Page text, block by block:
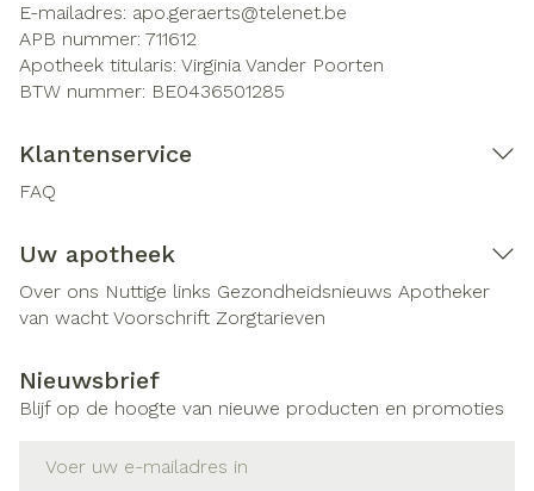
E-mailadres: apo.geraerts@telenet.be
APB nummer: 711612
Apotheek titularis: Virginia Vander Poorten
BTW nummer: BE0436501285
Klantenservice
FAQ
Uw apotheek
Over ons Nuttige links Gezondheidsnieuws Apotheker
van wacht Voorschrift Zorgtarieven
Nieuwsbrief
Blijf op de hoogte van nieuwe producten en promoties